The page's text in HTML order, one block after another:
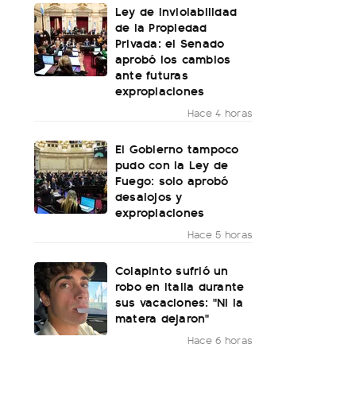
Ley de Inviolabilidad
de la Propiedad
Privada: el Senado
aprobó los cambios
ante futuras
expropiaciones
Hace 4 horas
El Gobierno tampoco
pudo con la Ley de
Fuego: solo aprobó
desalojos y
expropiaciones
Hace 5 horas
Colapinto sufrió un
robo en Italia durante
sus vacaciones: "Ni la
matera dejaron"
Hace 6 horas